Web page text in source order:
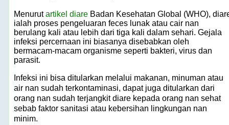
Menurutartikel diare Badan Kesehatan Global (WHO),
ialah proses pengeluaran feces lunak atau cair nan
berulang kali atau lebih dari tiga kali dalam sehari. Gejala
infeksi percernaan ini biasanya disebabkan oleh
bermacam-macam organisme seperti bakteri, virus dan
parasit.
Infeksi ini bisa ditularkan melalui makanan, minuman atau
air nan sudah terkontaminasi, dapat juga ditularkan dari
orang nan sudah terjangkit diare kepada orang nan sehat
sebab faktor sanitasi atau kebersihan lingkungan nan
minim.